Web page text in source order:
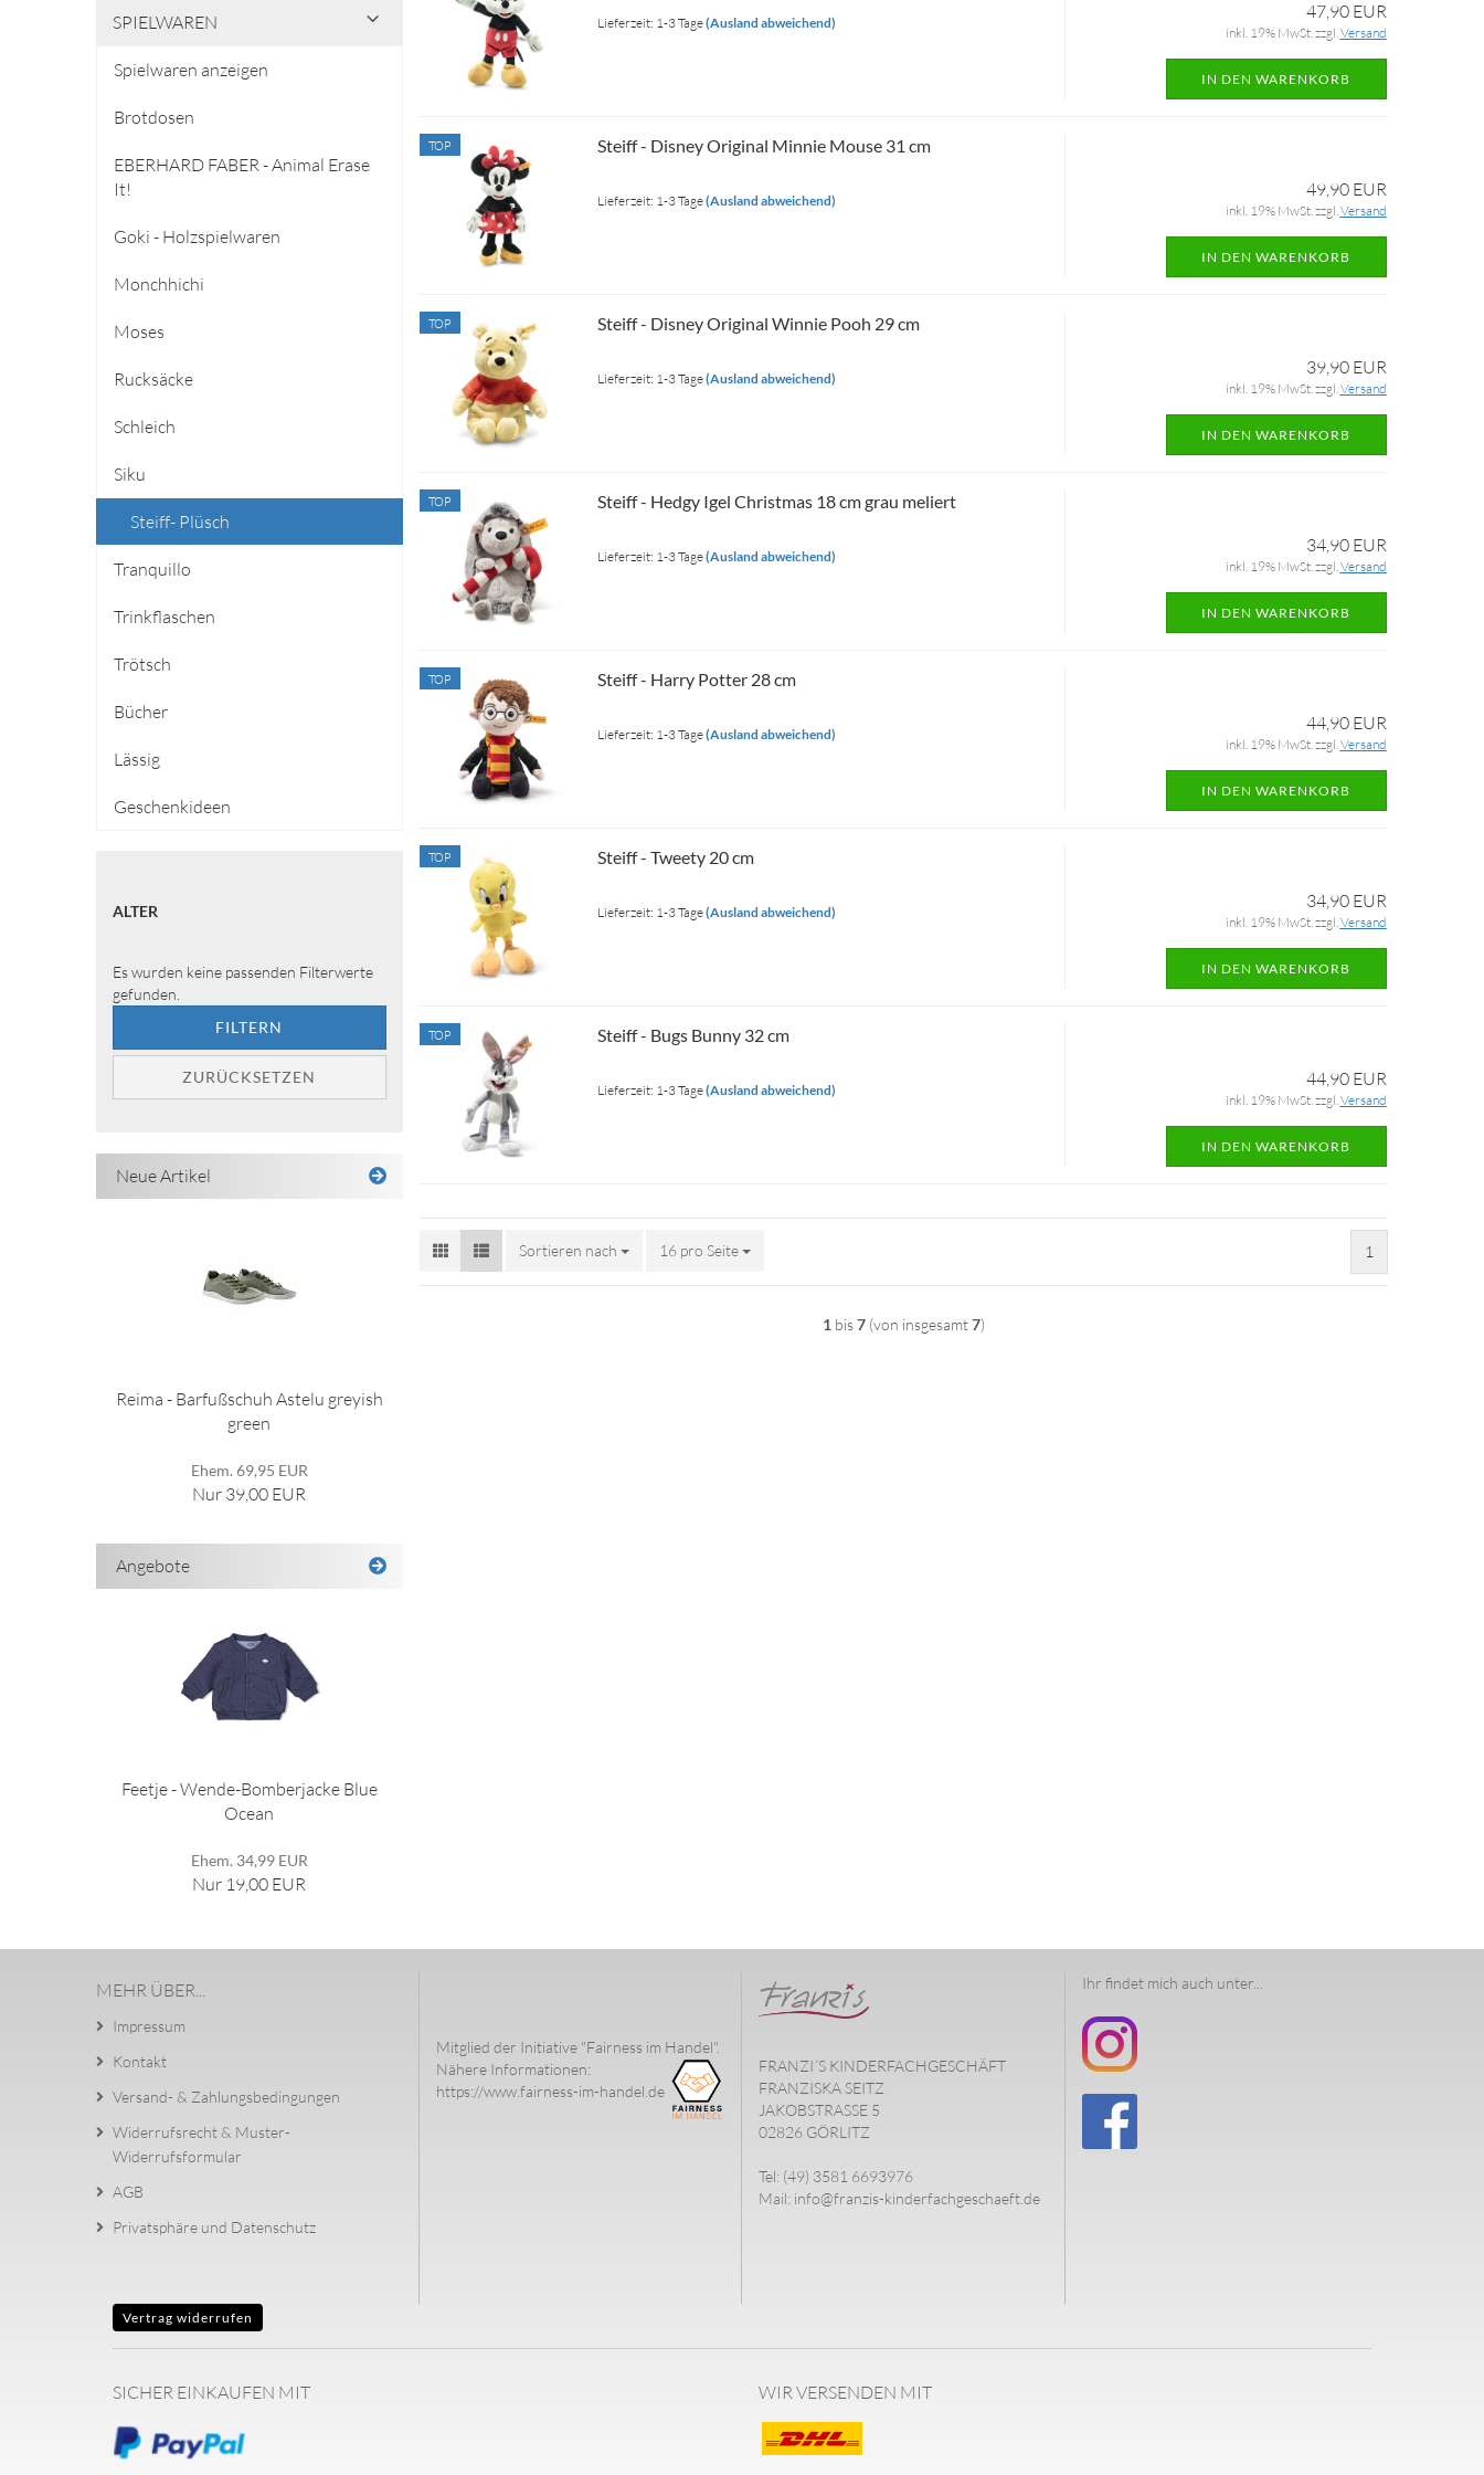
Lieferzeit: 1-3 Tage(Ausland abweichend)
47,90 EUR
inkl. 19% MwSt. zzgl.Versand
IN DEN WARENKORB
TOP Steiff - Disney Original Minnie Mouse 31 cm
Lieferzeit: 1-3 Tage(Ausland abweichend)
49,90 EUR
inkl. 19% MwSt. zzgl.Versand
IN DEN WARENKORB
TOP Steiff - Disney Original Winnie Pooh 29 cm
Lieferzeit: 1-3 Tage(Ausland abweichend)
39,90 EUR
inkl. 19% MwSt. zzgl.Versand
IN DEN WARENKORB
TOP Steiff - Hedgy Igel Christmas 18 cm grau meliert
Lieferzeit: 1-3 Tage(Ausland abweichend)
34,90 EUR
inkl. 19% MwSt. zzgl.Versand
IN DEN WARENKORB
TOP Steiff - Harry Potter 28 cm
Lieferzeit: 1-3 Tage(Ausland abweichend)
44,90 EUR
inkl. 19% MwSt. zzgl.Versand
IN DEN WARENKORB
TOP Steiff - Tweety 20 cm
Lieferzeit: 1-3 Tage(Ausland abweichend)
34,90 EUR
inkl. 19% MwSt. zzgl.Versand
IN DEN WARENKORB
TOP Steiff - Bugs Bunny 32 cm
Lieferzeit: 1-3 Tage(Ausland abweichend)
44,90 EUR
inkl. 19% MwSt. zzgl.Versand
IN DEN WARENKORB
Sortieren nach
Sortieren nach 16 pro Seite
pro Seite 1
1 bis7(von insgesamt7)
SPIELWAREN
Spielwaren anzeigen
Brotdosen
EBERHARD FABER - Animal Erase
It!
Goki - Holzspielwaren
Monchhichi
Moses
Rucksäcke
Schleich
Siku
Steiff- Plüsch
Tranquillo
Trinkflaschen
Trötsch
Bücher
Lässig
Geschenkideen
ALTER
ALTER
Es wurden keine passenden Filterwerte
gefunden.
FILTERN
ZURÜCKSETZEN
Neue Artikel
Reima - Barfußschuh Astelu greyish
green
Ehem. 69,95 EUR
Nur 39,00 EUR
Angebote
Feetje - Wende-Bomberjacke Blue
Ocean
Ehem. 34,99 EUR
Nur 19,00 EUR
MEHR ÜBER...
Impressum
Kontakt
Versand- & Zahlungsbedingungen
Widerrufsrecht & Muster-
Widerrufsformular
AGB
Privatsphäre und Datenschutz
Mitglied der Initiative "Fairness im Handel".
Nähere Informationen:
https://www.fairness-im-handel.de
FRANZI´S KINDERFACHGESCHÄFT
FRANZISKA SEITZ
JAKOBSTRASSE 5
02826 GÖRLITZ
Tel: (49) 3581 6693976
Mail: info@franzis-kinderfachgeschaeft.de
Ihr findet mich auch unter...
Vertrag widerrufen
SICHER EINKAUFEN MIT WIR VERSENDEN MIT